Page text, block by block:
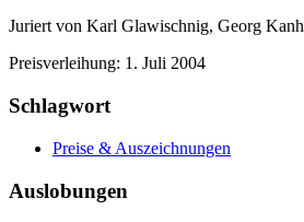
Juriert von Karl Glawischnig, Georg
Preisverleihung: 1. Juli 2004
Schlagwort
Preise & Auszeichnungen
Auslobungen